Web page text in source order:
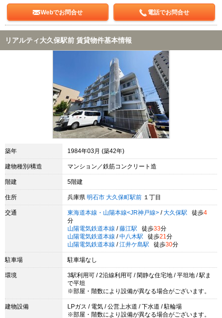
Webでお問合せ 電話でお問合せ
リアルティ大久保駅前 賃貸物件基本情報
築年 1984年03月 (築42年)
建物種別/構造 マンション／鉄筋コンクリート造
階建 5階建
住所 兵庫県 明石市 大久保町駅前 １丁目
交通 東海道本線・山陽本線<JR神戸線> / 大久保駅 徒歩4
分
山陽電気鉄道本線 / 藤江駅 徒歩33分
山陽電気鉄道本線 / 中八木駅 徒歩21 分
山陽電気鉄道本線 / 江井ケ島駅 徒歩30分
駐車場 駐車場なし
環境
3駅利用可 / 2沿線利用可 / 閑静な住宅地 / 平坦地 / 駅ま
で平坦
※部屋・階数により設備が異なる場合がございます。
建物設備
LPガス / 電気 / 公営上水道 / 下水道 / 駐輪場
※部屋・階数により設備が異なる場合がございます。